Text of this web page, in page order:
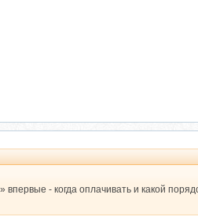
впервые - когда оплачивать и какой